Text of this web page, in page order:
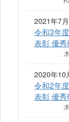
2021年7月
令和3年
表彰 優
2020年10
令和2年
表彰 優